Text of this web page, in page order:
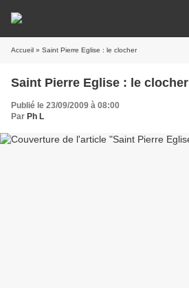
Accueil » Saint Pierre Eglise : le clocher
Saint Pierre Eglise : le clocher
Publié le 23/09/2009 à 08:00
Par Ph L